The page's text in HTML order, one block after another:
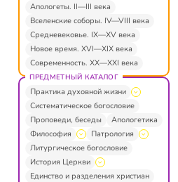
Апологеты. II—III века
Вселенские соборы. IV—VIII века
Средневековье. IX—XV века
Новое время. XVI—XIX века
Современность. XX—XXI века
ПРЕДМЕТНЫЙ КАТАЛОГ
Практика духовной жизни
Систематическое богословие
Проповеди, беседы
Апологетика
Философия
Патрология
Литургическое богословие
История Церкви
Единство и разделения христиан